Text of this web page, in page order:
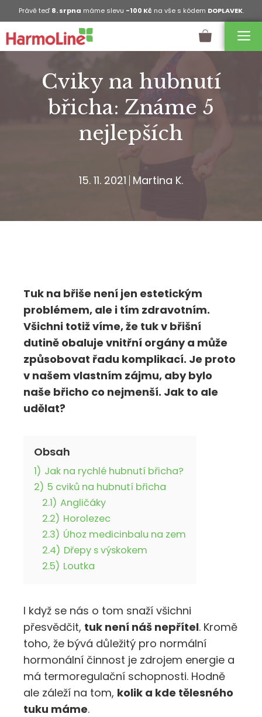
Právě teď8. srpna máme slevu -100 Kč na vše s kódem DOPLAVEK.
Cviky na hubnutí
břicha: Známe 5
nejlepších
15. 11. 2021 Martina K.
Tuk na břiše není jen estetickým
problémem, ale i tím zdravotním.
Všichni totiž víme, že tuk v břišní
dutině obaluje vnitřní orgány a může
způsobovat řadu komplikací. Je proto
v našem vlastním zájmu, aby bylo
naše břicho co nejmenší. Jak to ale
udělat?
Obsah
1) Jak na rychlé hubnutí břicha?
2) 5 cviků na hubnutí břicha
2.1) Angličáky
2.2) Horolezec
2.3) Úhoz medicinbalu na zem
2.4) Dřepy s výskokem
2.5) Loutka
I když se nás o tom snaží všichni
přesvědčit, tuk není náš nepřítel. Kromě
toho, že bývá důležitý pro normální
hormonální činnost je zdrojem energie a
má termoregulační schopnosti. Hodně
ale záleží na tom, kolik a kde tělesného
tuku máme.